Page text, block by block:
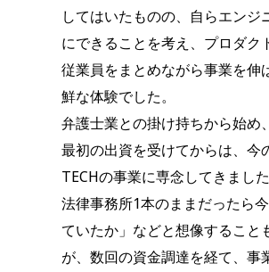
してはいたものの、自らエンジ
にできることを考え、プロダク
従業員をまとめながら事業を伸
鮮な体験でした。
弁護士業との掛け持ちから始め
最初の出資を受けてからは、今
TECHの事業に専念してきまし
法律事務所1本のままだったら
ていたか」などと想像すること
が、数回の資金調達を経て、事